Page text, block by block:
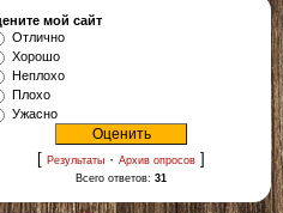
мой сайт
Отлично
Хорошо
Неплохо
Плохо
Ужасно
[ Результаты · Архив опросов ]
Всего ответов: 31